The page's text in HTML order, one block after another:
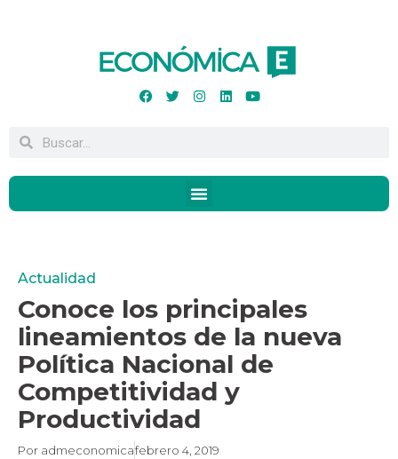
Actualidad
Conoce los principales
lineamientos de la nueva
Política Nacional de
Competitividad y
Productividad
Por admeconomicafebrero 4, 2019